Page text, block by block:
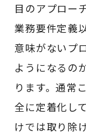
目のアプロー
業務要件定義
意味がないプ
ようになるの
ります。通常
全に定着化し
けでは取り除